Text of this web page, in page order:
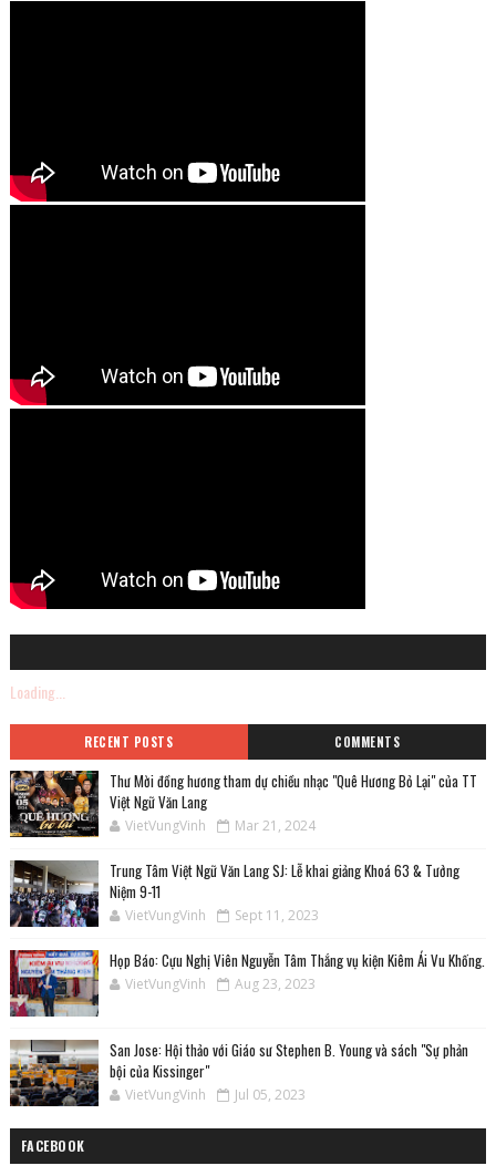
Loading...
RECENT POSTS COMMENTS
Thư Mời đồng hương tham dự chiều nhạc "Quê Hương Bỏ Lại" của TT
Việt Ngữ Văn Lang
VietVungVinh Mar 21, 2024
Trung Tâm Việt Ngữ Văn Lang SJ: Lễ khai giảng Khoá 63 & Tưởng
Niệm 9-11
VietVungVinh Sept 11, 2023
Họp Báo: Cựu Nghị Viên Nguyễn Tâm Thắng vụ kiện Kiêm Ái Vu Khống.
VietVungVinh Aug 23, 2023
San Jose: Hội thảo với Giáo sư Stephen B. Young và sách "Sự phản
bội của Kissinger"
VietVungVinh Jul 05, 2023
FACEBOOK